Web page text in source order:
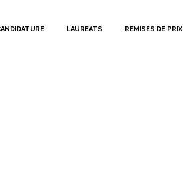
LAUREATS REMISES DE PRIX